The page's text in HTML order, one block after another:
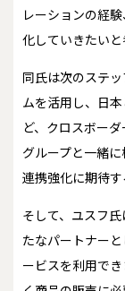
レーションの経
化していきたいと
同氏は次のステ
ムを活用し、日
ど、クロスボー
グループと一緒
連携強化に期待す
そして、ユスフ
たなパートナー
ービスを利用で